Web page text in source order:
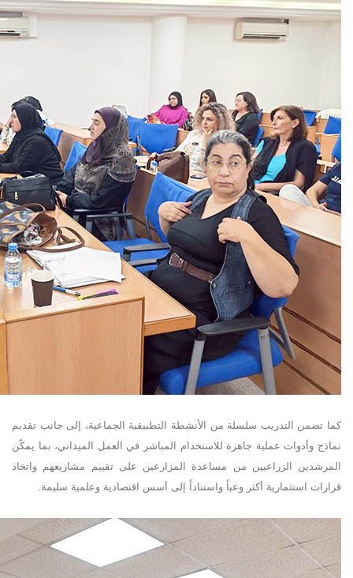
كما تضمن التدريب سلسلة من الأنشطة التطبيقية الجماعية، إلى جانب تقديم
نماذج وأدوات عملية جاهزة للاستخدام المباشر في العمل الميداني، بما يمكّن
المرشدين الزراعيين من مساعدة المزارعين على تقييم مشاريعهم واتخاذ
قرارات استثمارية أكثر وعياً واستناداً إلى أسس اقتصادية وعلمية سليمة